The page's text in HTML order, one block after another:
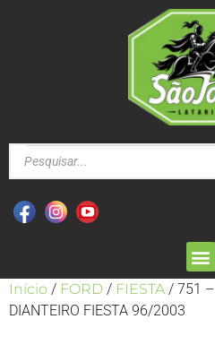
Início / FORD / FIESTA / 751 –
DIANTEIRO FIESTA 96/2003